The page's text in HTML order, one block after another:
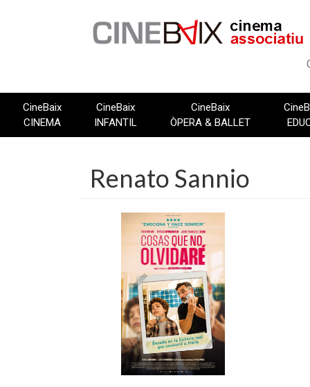
CineBaix
CINEMA
CineBaix
INFANTIL
CineBaix
ÒPERA & BALLET
Renato Sannio